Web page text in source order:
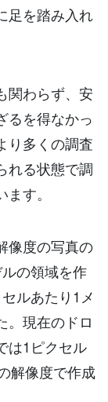
足を踏み入れ
関わらず、安
るを得なかっ
り多くの調査
れる状態で調
す。
像度の写真の
の領域を作
ルあたり1メ
。現在のドロ
は1ピクセル
解像度で作成